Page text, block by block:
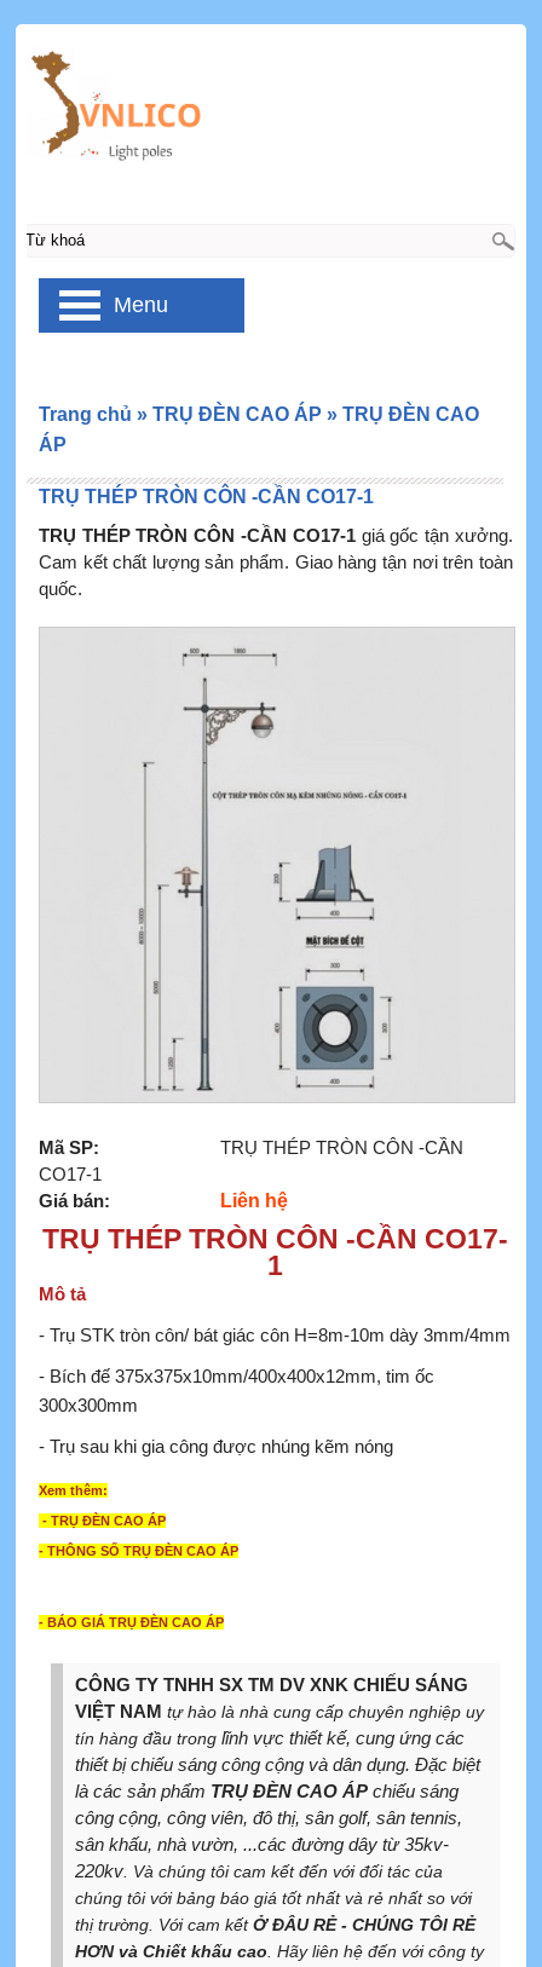
TRỤ THÉP TRÒN CÔN -CẦN CO17-1
TRỤ THÉP TRÒN CÔN -CẦN CO17-1giá gốc tận xưởng.
Cam kết chất lượng sản phẩm. Giao hàng tận nơi trên toàn
quốc.
Mã SP:
TRỤ THÉP TRÒN CÔN -CẦN
CO17-1
Giá bán:
Liên hệ
TRỤ THÉP TRÒN CÔN -CẦN CO17-
1
Mô tả
- Trụ STK tròn côn/ bát giác côn H=8m-10m dày 3mm/4mm
- Bích đế 375x375x10mm/400x400x12mm, tim ốc
300x300mm
- Trụ sau khi gia công được nhúng kẽm nóng
Xem thêm:
- TRỤ ĐÈN CAO ÁP
- THÔNG SỐ TRỤ ĐÈN CAO ÁP
- BÁO GIÁ TRỤ ĐÈN CAO ÁP
CÔNG TY TNHH SX TM DV XNK CHIẾU SÁNG
VIỆT NAM tự hào là nhà cung cấp chuyên nghiệp uy
tín hàng đầu trong lĩnh vực thiết kế, cung ứng các
thiết bị chiếu sáng công cộng và dân dụng. Đặc biệt
là các sản phẩm TRỤ ĐÈN CAO ÁPchiếu sáng
công cộng, công viên, đô thị, sân golf, sân tennis,
sân khấu, nhà vườn, ...các đường dây từ 35kv-
220kv. Và chúng tôi cam kết đến với đối tác của
chúng tôi với bảng báo giá tốt nhất và rẻ nhất so với
thị trường. Với cam kếtỞ ĐÂU RẺ - CHÚNG TÔI RẺ
HƠN và Chiết khấu cao . Hãy liên hệ đến với công ty
Trang chủ » TRỤ ĐÈN CAO ÁP » TRỤ ĐÈN CAO
ÁP
Menu